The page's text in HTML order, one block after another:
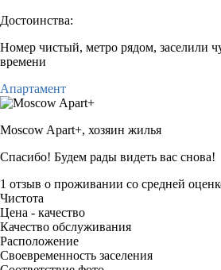
Достоинства:
Номер чистый, метро рядом, заселили
времени
Апартамент
Moscow Apart+, хозяин жилья
Спасибо! Будем рады видеть вас снова!
1 отзыв о проживании со средней
Чистота
Цена - качество
Качество обслуживания
Расположение
Своевременность заселения